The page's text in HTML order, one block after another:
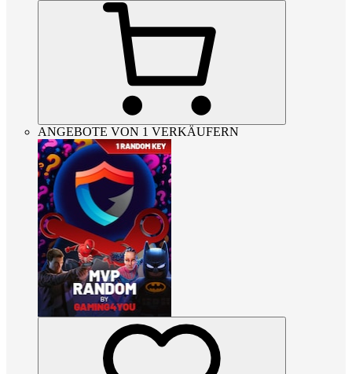
ANGEBOTE VON 1 VERKÄUFERN